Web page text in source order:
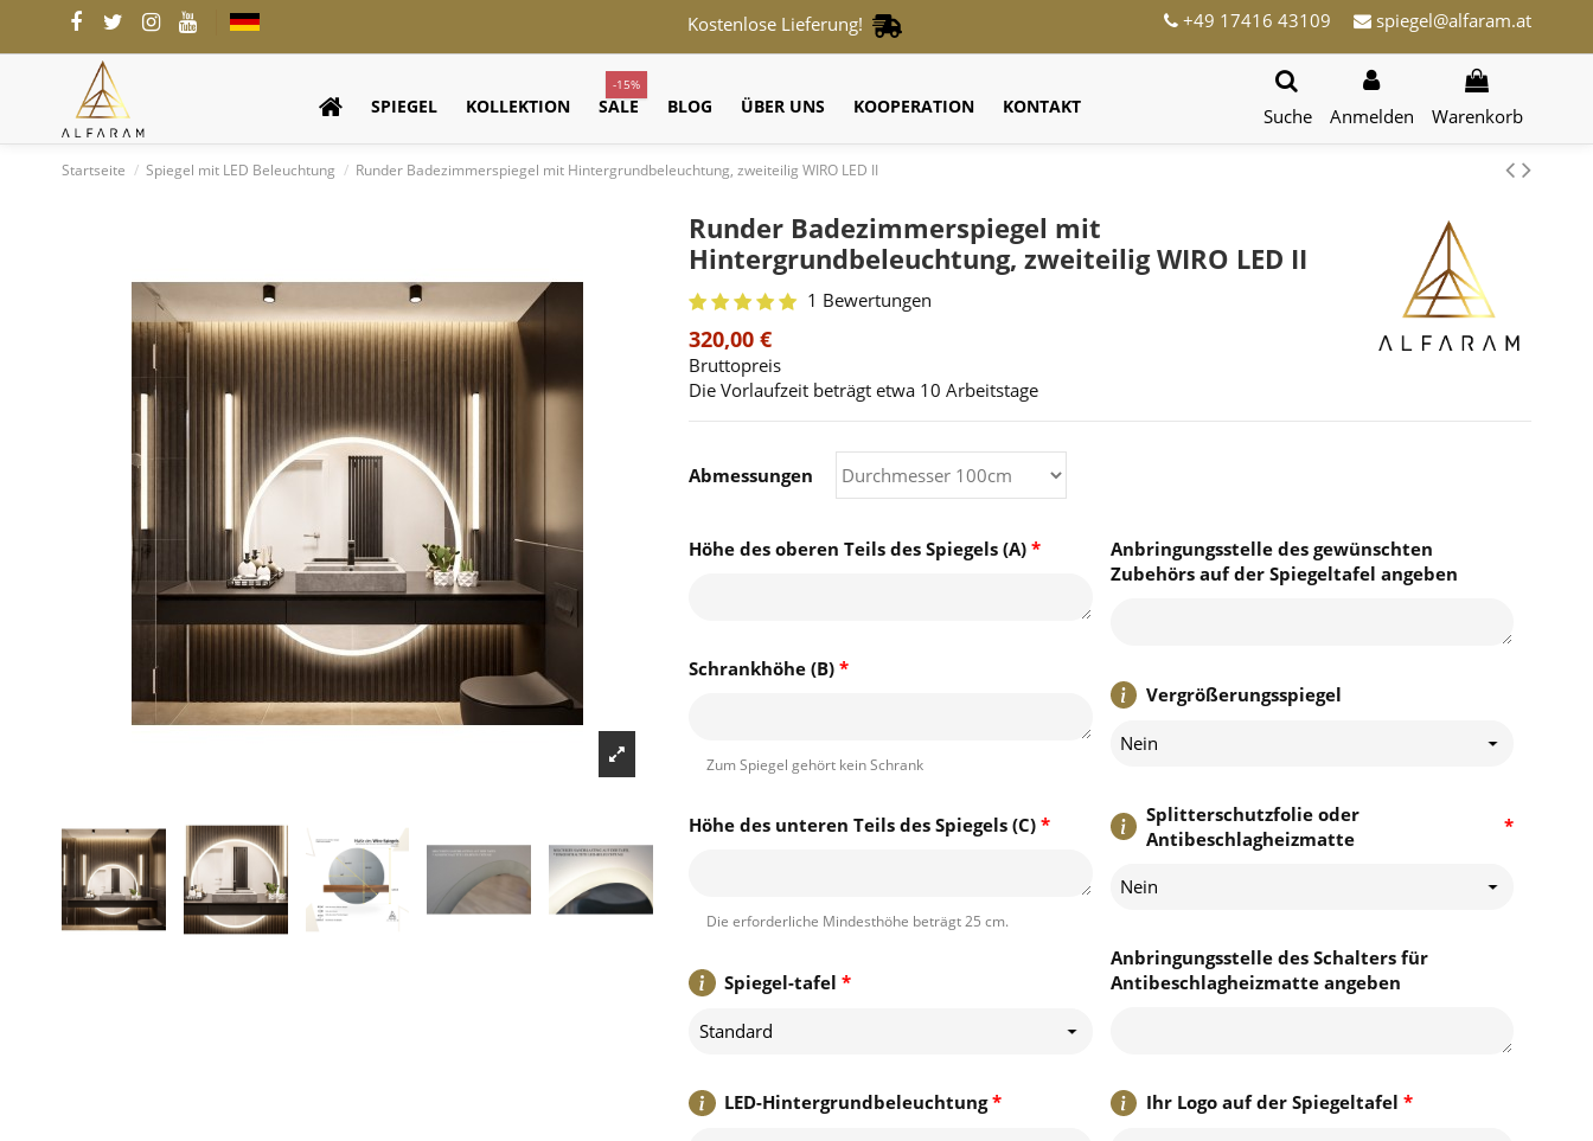
Kostenlose Lieferung! +49 17416 43109 spiegel@alfaram.at
SPIEGEL KOLLEKTION SALE
-15%
BLOG ÜBER UNS KOOPERATION KONTAKT Suche Anmelden Warenkorb
Startseite Spiegel mit LED Beleuchtung Runder Badezimmerspiegel mit Hintergrundbeleuchtung, zweiteilig WIRO LED II
Runder Badezimmerspiegel mit
Hintergrundbeleuchtung, zweiteilig WIRO LED II
1 Bewertungen
320,00 €
Bruttopreis
Die Vorlaufzeit beträgt etwa 10 Arbeitstage
*
Höhe des oberen Teils des Spiegels (A)
*
Schrankhöhe (B)
Zum Spiegel gehört kein Schrank
*
Höhe des unteren Teils des Spiegels (C)
Die erforderliche Mindesthöhe beträgt 25 cm.
*
Spiegel-tafel
Standard
*
LED-Hintergrundbeleuchtung
Anbringungsstelle des gewünschten
Zubehörs auf der Spiegeltafel angeben
Vergrößerungsspiegel
Nein
*
Splitterschutzfolie oder
Antibeschlagheizmatte
Nein
Anbringungsstelle des Schalters für
Antibeschlagheizmatte angeben
*
Ihr Logo auf der Spiegeltafel
Abmessungen